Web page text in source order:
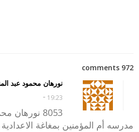
972 comments
نورهان محمود عبد
19:23
-
8053
مدرسه أم المؤمنين بمغاغة